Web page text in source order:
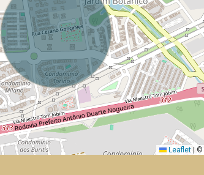
Leaflet ©